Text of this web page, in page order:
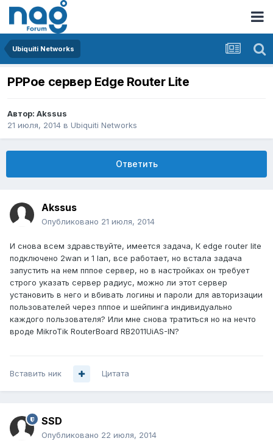
Ubiquiti Networks
PPPoe сервер Edge Router Lite
Автор: Akssus
21 июля, 2014 в Ubiquiti Networks
Ответить
Akssus
Опубликовано 21 июля, 2014
И снова всем здравствуйте, имеется задача, К edge router lite
подключено 2wan и 1 lan, все работает, но встала задача
запустить на нем пппое сервер, но в настройках он требует
строго указать сервер радиус, можно ли этот сервер
установить в него и вбивать логины и пароли для авторизации
пользователей через пппое и шейпинга индивидуально
каждого пользователя? Или мне снова тратиться но на нечто
вроде MikroTik RouterBoard RB2011UiAS-IN?
Вставить ник Цитата
SSD
Опубликовано 22 июля, 2014